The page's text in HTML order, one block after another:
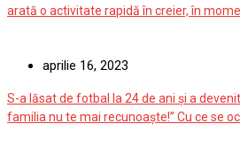
arată o activitate rapidă în creier, în
aprilie 16, 2023
S-a lăsat de fotbal la 24 de ani și a
familia nu te mai recunoaște!” Cu ce se